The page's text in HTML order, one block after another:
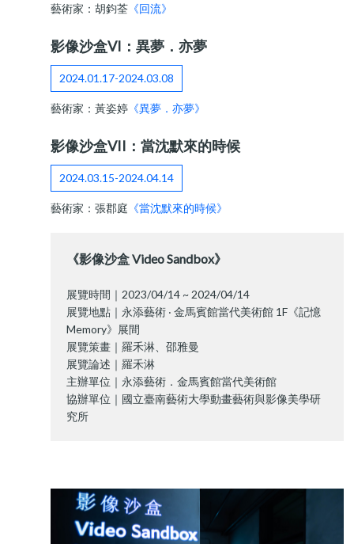
藝術家：胡鈞荃 《回流》
影像沙盒VI：異夢．亦夢
2024.01.17-2024.03.08
藝術家：黃姿婷 《異夢．亦夢》
影像沙盒VII：當沈默來的時候
2024.03.15-2024.04.14
藝術家：張郡庭 《當沈默來的時候》
《影像沙盒 Video Sandbox》
展覽時間｜2023/04/14 ~ 2024/04/14
展覽地點｜永添藝術 ‧ 金馬賓館當代美術館 1F《記憶
Memory》展間
展覽策畫｜羅禾淋、邵雅曼
展覽論述｜羅禾淋
主辦單位｜永添藝術．金馬賓館當代美術館
協辦單位｜國立臺南藝術大學動畫藝術與影像美學研
究所